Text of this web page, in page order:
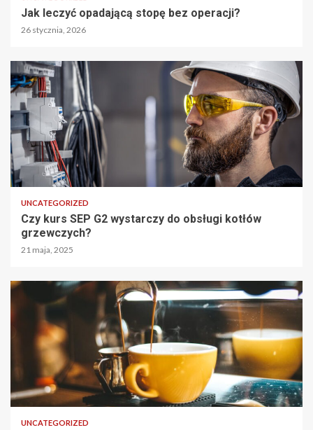
Jak leczyć opadającą stopę bez operacji?
26 stycznia, 2026
UNCATEGORIZED
Czy kurs SEP G2 wystarczy do obsługi kotłów
grzewczych?
21 maja, 2025
UNCATEGORIZED